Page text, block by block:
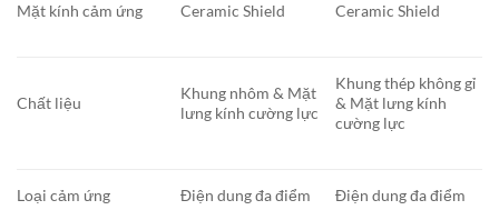
Mặt kính cảm ứng Ceramic Shield Ceramic Shield
Chất liệu
Khung nhôm & Mặt
lưng kính cường lực
Khung thép không gỉ
& Mặt lưng kính
cường lực
Loại cảm ứng Điện dung đa điểm Điện dung đa điểm